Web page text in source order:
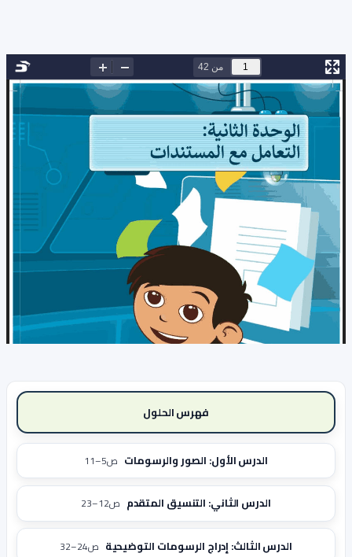
فهرس الحلول
الدرس الأول: الصور والرسومات ص5–11
الدرس الثاني: التنسيق المتقدم ص12–23
الدرس الثالث: إدراج الرسومات التوضيحية ص24–32